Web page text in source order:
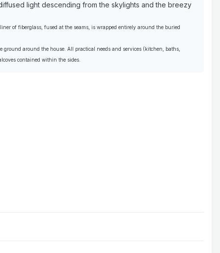
light descending from the skylights and the breezy
of fiberglass, fused at the seams, is wrapped entirely around the buried
around the house. All practical needs and services (kitchen, baths,
contained within the sides.